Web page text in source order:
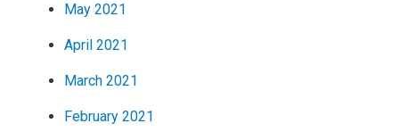
May 2021
April 2021
March 2021
February 2021